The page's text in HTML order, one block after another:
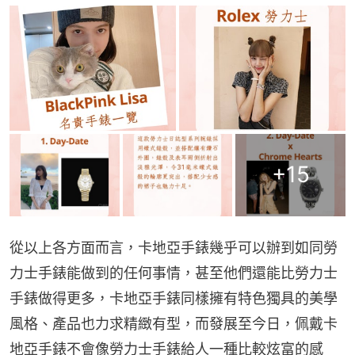
+15
從以上各方面而言，卡地亞手錶幾乎可以辦到如同勞
力士手錶能做到的任何事情，甚至他們還能比勞力士
手錶做得更多，卡地亞手錶同樣擁有特色獨具的美學
風格、產品也力求精緻有型，而發展至今日，佩戴卡
地亞手錶不會像勞力士手錶給人一種比較炫富的感